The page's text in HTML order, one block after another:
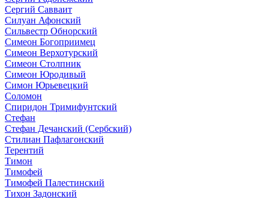
Сергий Савваит
Силуан Афонский
Сильвестр Обнорский
Симеон Богоприимец
Симеон Верхотурский
Симеон Столпник
Симеон Юродивый
Симон Юрьевецкий
Соломон
Спиридон Тримифунтский
Стефан
Стефан Дечанский (Сербский)
Стилиан Пафлагонский
Терентий
Тимон
Тимофей
Тимофей Палестинский
Тихон Задонский